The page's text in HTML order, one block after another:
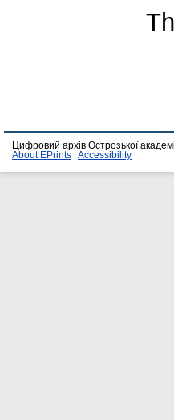
Цифровий архів Острозької
About EPrints
Accessibility